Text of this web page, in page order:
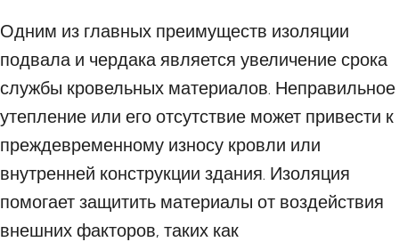
Одним из главных преимуществ изоляции
подвала и чердака является увеличение срока
службы кровельных материалов. Неправильное
утепление или его отсутствие может привести к
преждевременному износу кровли или
внутренней конструкции здания. Изоляция
помогает защитить материалы от воздействия
внешних факторов, таких как